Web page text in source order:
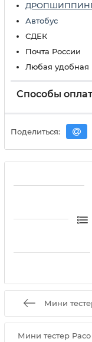
Автобус
СДЕК
Почта России
Любая удобная
Способы
Поделиться:
Мини
Мини тестер